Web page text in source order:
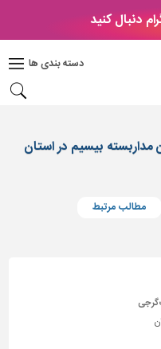
دنبال کنید
دسته بندی ها
بیسیم در استان
مطالب مرتبط
گرجی